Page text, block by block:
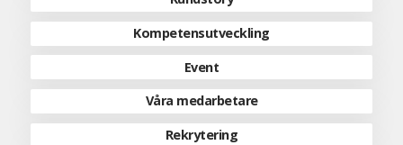
Kompetensutveckling
Event
Våra medarbetare
Rekrytering